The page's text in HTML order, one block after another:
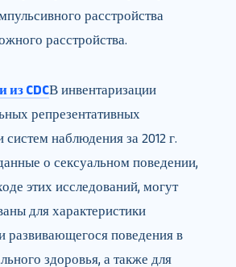
расстройства
расстройства.
из CDCВ инвентаризации
репрезентативных
систем наблюдения за 2012 г.
о сексуальном поведении,
этих исследований, могут
для характеристики
развивающегося поведения в
здоровья, а также для